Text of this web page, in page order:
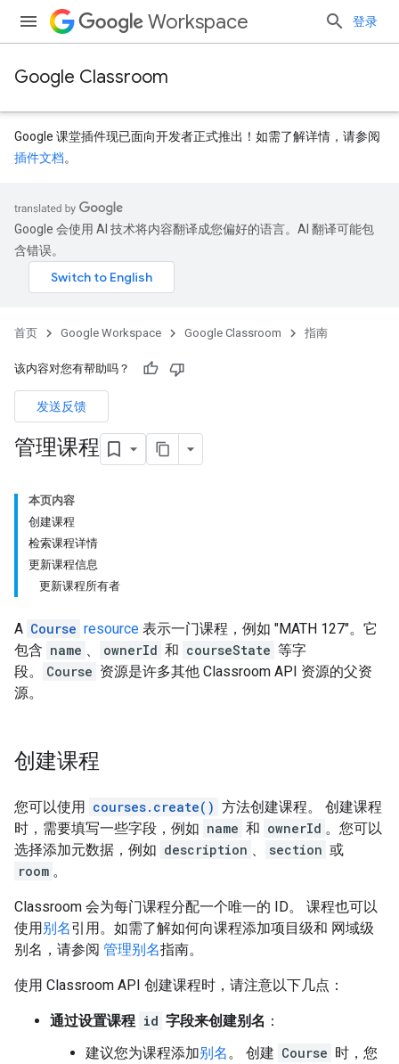
Workspace 登录
Google Classroom
Google 课堂插件现已面向开发者正式推出！如需了解详情，请参阅
插件文档。
Google 会使用 AI 技术将内容翻译成您偏好的语言。AI 翻译可能包
含错误。
首页 Google Workspace Google Classroom 指南
该内容对您有帮助吗？
发送反馈
管理课程
本页内容
创建课程
检索课程详情
更新课程信息
更新课程所有者
A Course resource 表示一门课程，例如 "MATH 127"。它
包含 name 、 ownerId 和 courseState 等字
段。
Course 资源是许多其他 Classroom API 资源的父资
源。
创建课程
您可以使用 courses.create() 方法创建课程。 创建课程
时，需要填写一些字段，例如 name 和 ownerId 。您可以
选择添加元数据，例如 description 、 section 或
room 。
Classroom 会为每门课程分配一个唯一的 ID。 课程也可以
使用别名引用。如需了解如何向课程添加项目级和 网域级
别名，请参阅 管理别名指南。
使用 Classroom API 创建课程时，请注意以下几点：
通过设置课程 id 字段来创建别名 ：
建议您为课程添加别名。 创建 Course 时，您